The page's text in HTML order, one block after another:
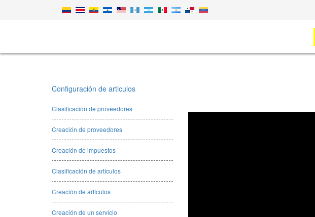
Configuración de articulos
Clasificación de proveedores
Creación de proveedores
Creación de impuestos
Clasificación de artículos
Creación de artículos
Creación de un servicio